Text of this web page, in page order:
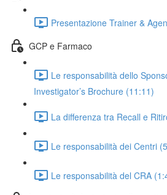
Presentazione Trainer &
GCP e Farmaco
Le responsabilità dello
Investigator’s Brochure (11:11)
La differenza tra Recall e
Le responsabilità dei Centri
Le responsabilità del CRA